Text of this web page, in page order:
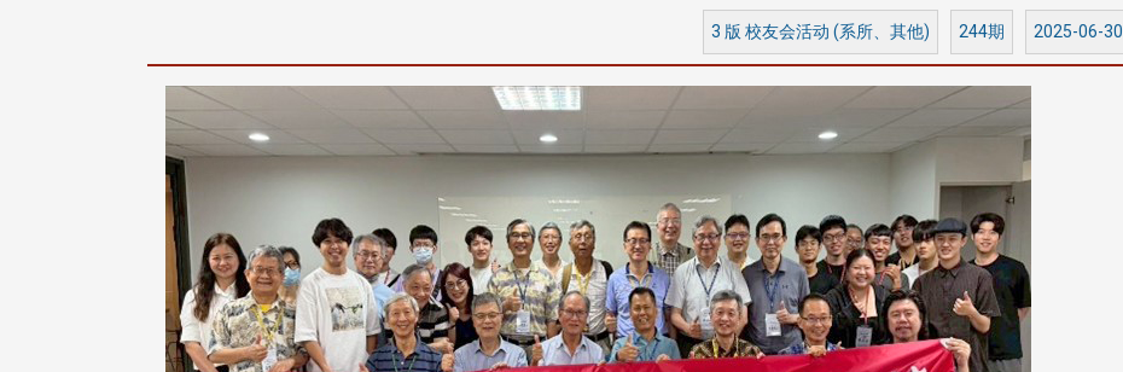
3 版 校友会活动 (系所、其他) 244期 2025-06-30